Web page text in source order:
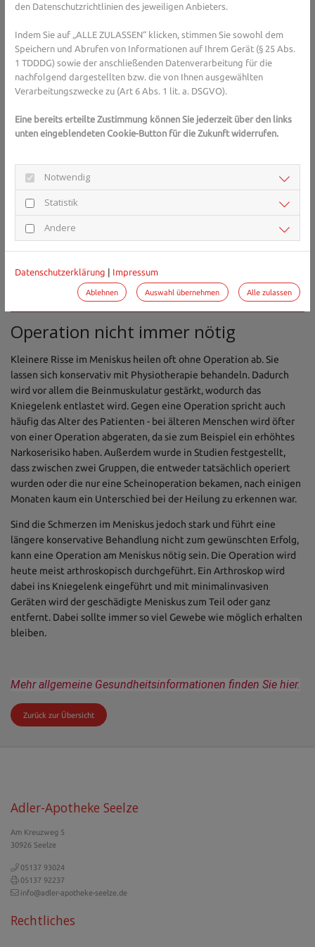
Zurück zur Übersicht
nicht mehr stark belasten kann, weil sonst Schmerzen auftreten.
Diese können besonders im Kniegelenk und als Druckschmerz im
Gelenkspalt auftreten. Bei größeren Verletzungen, die das Knie
anschwellen lassen, sollte das Knie ruhiggestellt und gekühlt
wenden Dreh- und Beugetests an und prüfen durch Druck, ob und
an welcher Stelle der Meniskus betroffen ist. Ein bildgebendes
Meniskusriss vorliegt. Dann kann geprüft werden, wie stark der
Meniskus geschädigt ist und ob eine Operation nötig ist.
Sie haben Fragen zum Thema Meniskusriss?
Gesundheits-Experten und -Expertinnen aus Ihrer
Expertensuche.
Operation nicht immer nötig
Kleinere Risse im Meniskus heilen oft ohne Operation ab. Sie
lassen sich konservativ mit Physiotherapie behandeln. Dadurch
wird vor allem die Beinmuskulatur gestärkt, wodurch das
Kniegelenk entlastet wird. Gegen eine Operation spricht auch
häufig das Alter des Patienten - bei älteren Menschen wird öfter
von einer Operation abgeraten, da sie zum Beispiel ein erhöhtes
Narkoserisiko haben. Außerdem wurde in Studien festgestellt,
dass zwischen zwei Gruppen, die entweder tatsächlich operiert
wurden oder die nur eine Scheinoperation bekamen, nach einigen
Monaten kaum ein Unterschied bei der Heilung zu erkennen war.
Sind die Schmerzen im Meniskus jedoch stark und führt eine
längere konservative Behandlung nicht zum gewünschten Erfolg,
kann eine Operation am Meniskus nötig sein. Die Operation wird
heute meist arthroskopisch durchgeführt. Ein Arthroskop wird
dabei ins Kniegelenk eingeführt und mit minimalinvasiven
Geräten wird der geschädigte Meniskus zum Teil oder ganz
entfernt. Dabei sollte immer so viel Gewebe wie möglich erhalten
bleiben.
Mehr allgemeine Gesundheitsinformationen finden Sie hier.
Adler-Apotheke Seelze
Am Kreuzweg 5
30926 Seelze
05137 93024
05137 92237
info@adler-apotheke-seelze.de
Rechtliches
den Datenschutzrichtlinien des jeweiligen Anbieters.
Indem Sie auf „ALLE ZULASSEN“ klicken, stimmen Sie sowohl dem
Speichern und Abrufen von Informationen auf Ihrem Gerät (§ 25 Abs.
1 TDDDG) sowie der anschließenden Datenverarbeitung für die
nachfolgend dargestellten bzw. die von Ihnen ausgewählten
Verarbeitungszwecke zu (Art 6 Abs. 1 lit. a. DSGVO).
Eine bereits erteilte Zustimmung können Sie jederzeit über den links
unten eingeblendeten Cookie-Button für die Zukunft widerrufen.
Notwendig
Statistik
Andere
Datenschutzerklärung Impressum
Ablehnen Auswahl übernehmen Alle zulassen